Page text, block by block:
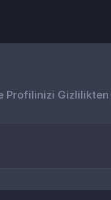
Profilinizi Gizlilikten